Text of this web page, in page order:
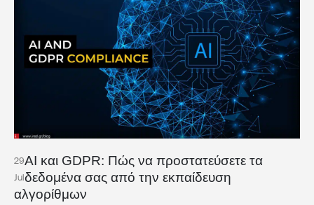
29
Jul
AI και GDPR: Πώς να προστατεύσετε τα
δεδομένα σας από την εκπαίδευση
αλγορίθμων